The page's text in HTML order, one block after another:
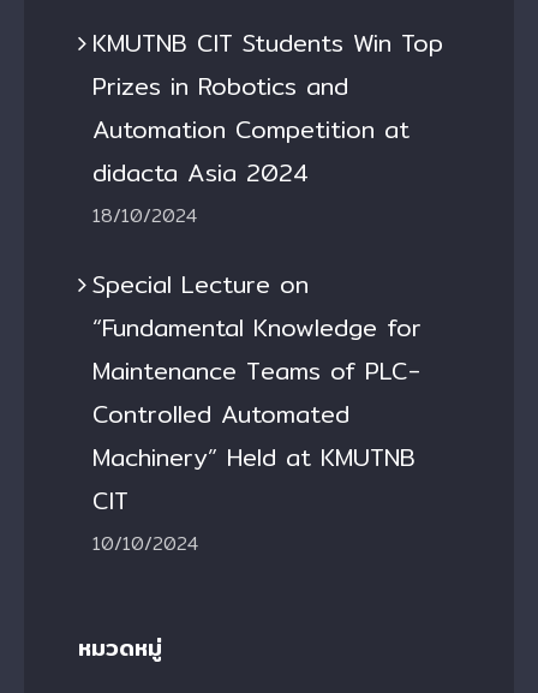
KMUTNB CIT Students Win Top
Prizes in Robotics and
Automation Competition at
didacta Asia 2024
18/10/2024
Special Lecture on
“Fundamental Knowledge for
Maintenance Teams of PLC-
Controlled Automated
Machinery” Held at KMUTNB
CIT
10/10/2024
หมวดหมู่